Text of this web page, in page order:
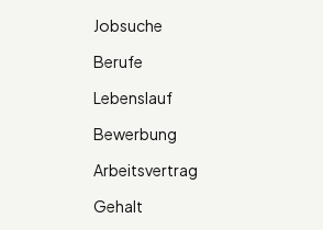
Jobsuche
Berufe
Lebenslauf
Bewerbung
Arbeitsvertrag
Gehalt